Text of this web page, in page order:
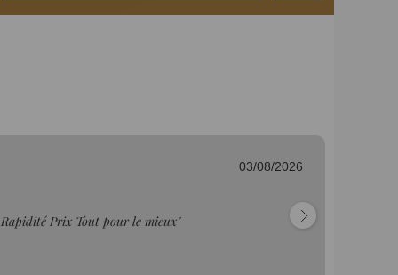
03/08/2026
Super prix, super matériel . Je conseille"